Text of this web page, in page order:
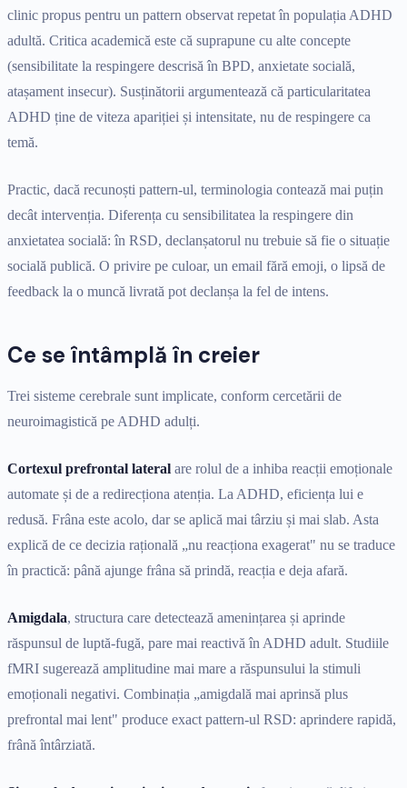
clinic propus pentru un pattern observat repetat în populația ADHD
adultă. Critica academică este că suprapune cu alte concepte
(sensibilitate la respingere descrisă în BPD, anxietate socială,
atașament insecur). Susținătorii argumentează că particularitatea
ADHD ține de viteza apariției și intensitate, nu de respingere ca
temă.
Practic, dacă recunoști pattern-ul, terminologia contează mai puțin
decât intervenția. Diferența cu sensibilitatea la respingere din
anxietatea socială: în RSD, declanșatorul nu trebuie să fie o situație
socială publică. O privire pe culoar, un email fără emoji, o lipsă de
feedback la o muncă livrată pot declanșa la fel de intens.
Ce se întâmplă în creier
Trei sisteme cerebrale sunt implicate, conform cercetării de
neuroimagistică pe ADHD adulți.
Cortexul prefrontal lateral are rolul de a inhiba reacții emoționale
automate și de a redirecționa atenția. La ADHD, eficiența lui e
redusă. Frâna este acolo, dar se aplică mai târziu și mai slab. Asta
explică de ce decizia rațională „nu reacționa exagerat" nu se traduce
în practică: până ajunge frâna să prindă, reacția e deja afară.
Amigdala, structura care detectează amenințarea și aprinde
răspunsul de luptă-fugă, pare mai reactivă în ADHD adult. Studiile
fMRI sugerează amplitudine mai mare a răspunsului la stimuli
emoționali negativi. Combinația „amigdală mai aprinsă plus
prefrontal mai lent" produce exact pattern-ul RSD: aprindere rapidă,
frână întârziată.